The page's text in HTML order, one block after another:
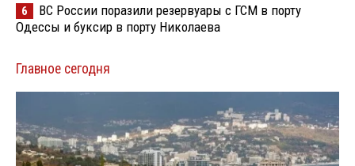
6
ВС России поразили резервуары с ГСМ в порту
Одессы и буксир в порту Николаева
Главное сегодня